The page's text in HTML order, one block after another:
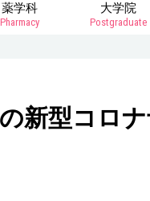
薬学科
Pharmacy
大学院
Postgraduate
新型コロナ